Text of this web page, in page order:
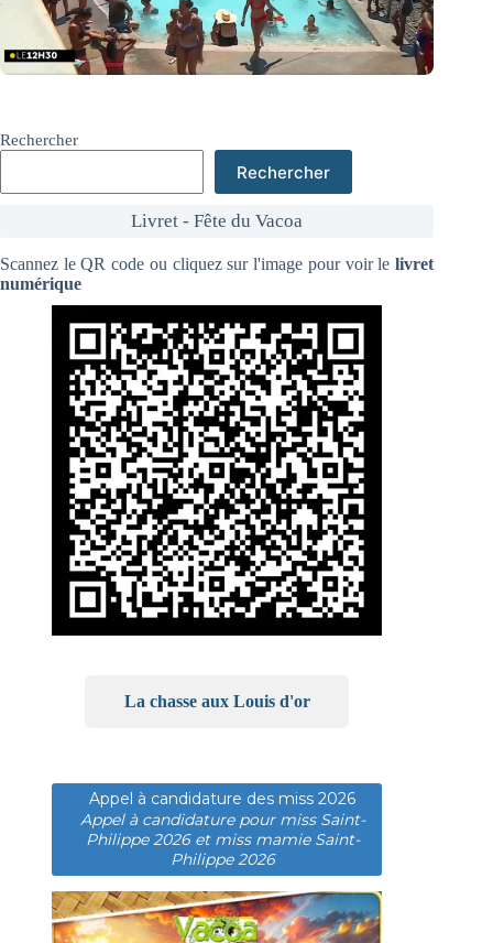
Rechercher
Rechercher
Livret - Fête du Vacoa
Scannez le QR code ou cliquez sur l'image pour voir lelivret
numérique
La chasse aux Louis d'or
Appel à candidature des miss 2026
Appel à candidature pour miss Saint-
Philippe 2026 et miss mamie Saint-
Philippe 2026